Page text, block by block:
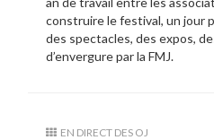
construire le festival, un jour
des spectacles, des expos,
d’envergure par la FMJ.
EN DIRECT DES OJ